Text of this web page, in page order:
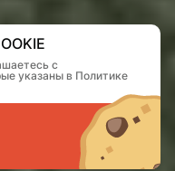
с
указаны в Политике